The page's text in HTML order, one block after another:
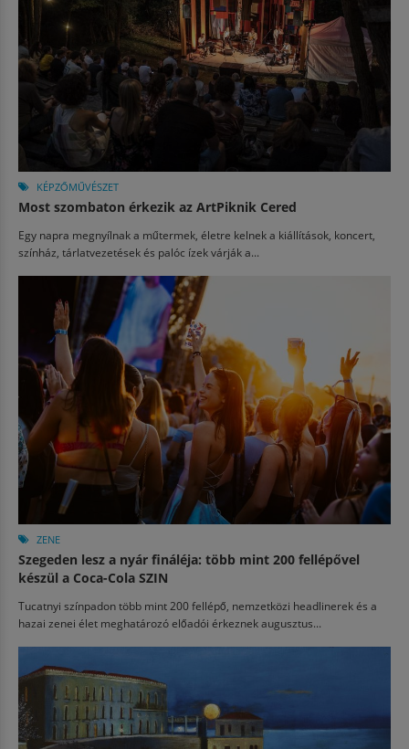
KÉPZŐMŰVÉSZET
Most szombaton érkezik az ArtPiknik Cered
Egy napra megnyílnak a műtermek, életre kelnek a kiállítások, koncert,
színház, tárlatvezetések és palóc ízek várják a...
ZENE
Szegeden lesz a nyár fináléja: több mint 200 fellépővel
készül a Coca-Cola SZIN
Tucatnyi színpadon több mint 200 fellépő, nemzetközi headlinerek és a
hazai zenei élet meghatározó előadói érkeznek augusztus...